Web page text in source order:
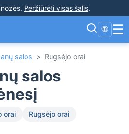
. Peržiūrėti visas šalis.
🌐 ☰
salos > Rugsėjo orai
salos
orai
Rugsėjo orai